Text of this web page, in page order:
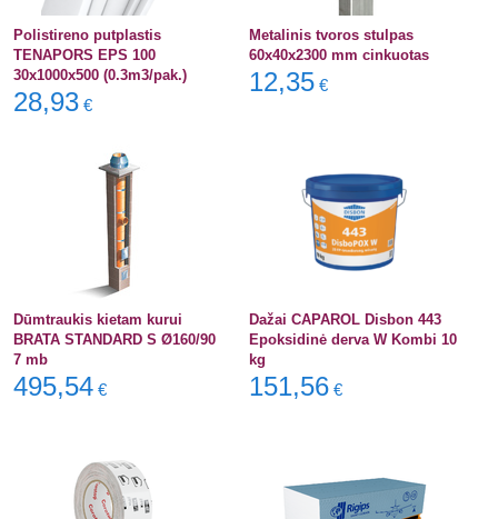
Polistireno putplastis
TENAPORS EPS 100
30x1000x500 (0.3m3/pak.)
28,93 €
Metalinis tvoros stulpas
60x40x2300 mm cinkuotas
12,35 €
Dūmtraukis kietam kurui
BRATA STANDARD S Ø160/90
7 mb
495,54 €
Dažai CAPAROL Disbon 443
Epoksidinė derva W Kombi 10
kg
151,56 €